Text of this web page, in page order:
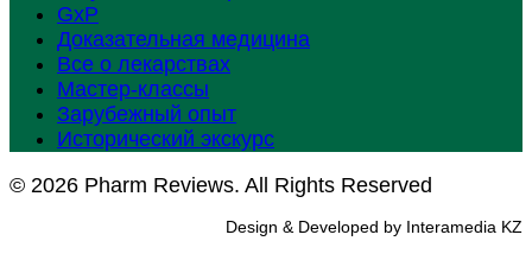
GxP
Доказательная медицина
Все о лекарствах
Мастер-классы
Зарубежный опыт
Исторический экскурс
© 2026 Pharm Reviews. All Rights Reserved
Design & Developed by Interamedia KZ